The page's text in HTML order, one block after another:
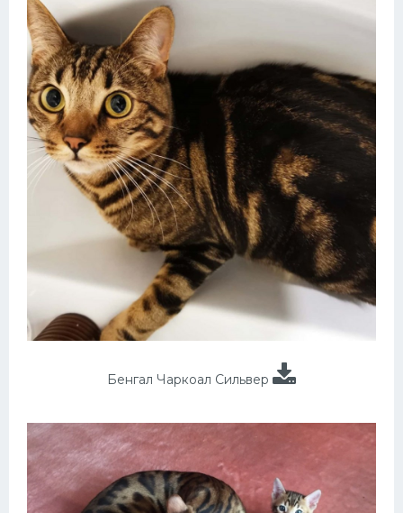
Бенгал Чаркоал Сильвер